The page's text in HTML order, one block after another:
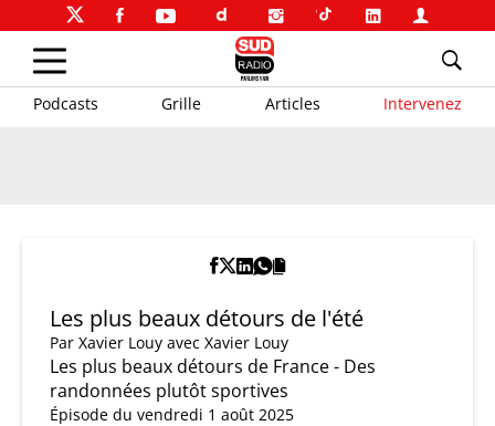
Podcasts Grille Articles Intervenez
Les plus beaux détours de l'été
Par Xavier Louy avec Xavier Louy
Les plus beaux détours de France - Des
randonnées plutôt sportives
Épisode du vendredi 1 août 2025